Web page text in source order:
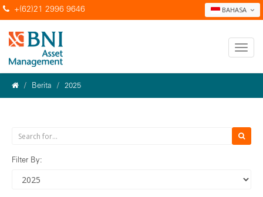
BAHASA
+(62)21 2996 9646
Berita 2025
Filter By: